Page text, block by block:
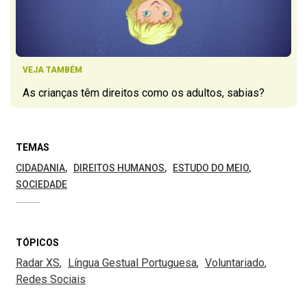
VEJA TAMBÉM
As crianças têm direitos como os adultos, sabias?
TEMAS
CIDADANIA
DIREITOS HUMANOS
ESTUDO DO MEIO
SOCIEDADE
TÓPICOS
Radar XS Língua Gestual Portuguesa
Voluntariado
Redes Sociais